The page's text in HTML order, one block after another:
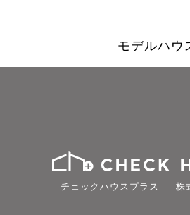
モデルハウ
チェックハウスプラス ｜ 株